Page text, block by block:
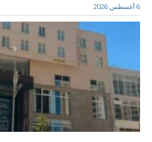
6 أغسطس 2026